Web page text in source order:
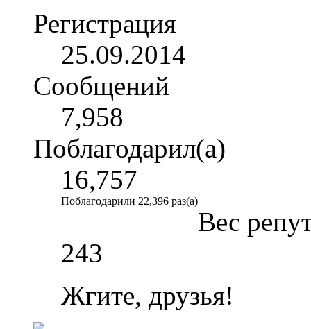
Регистрация
25.09.2014
Сообщений
7,958
Поблагодарил(а)
16,757
Поблагодарили 22,396 раз(а)
Вес
243
Жгите, друзья!